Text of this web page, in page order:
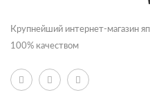
Крупнейший интернет-магазин
100% качеством